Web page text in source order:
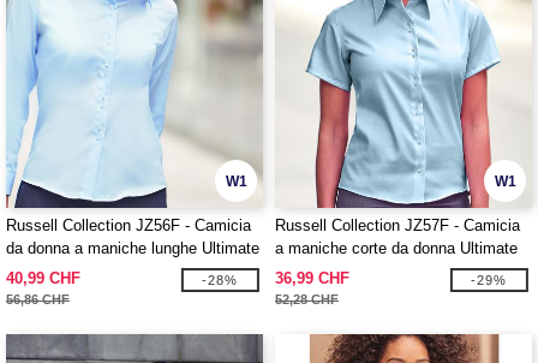
W1
Russell Collection JZ56F - Camicia
da donna a maniche lunghe Ultimate
Non-Iron
40,99 CHF
56,86 CHF
-28%
W1
Russell Collection JZ57F - Camicia
a maniche corte da donna Ultimate
Non-Iron
36,99 CHF
52,28 CHF
-29%